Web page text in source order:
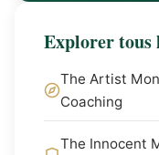
Explorer tous
The Artist
Coaching
The Innocent